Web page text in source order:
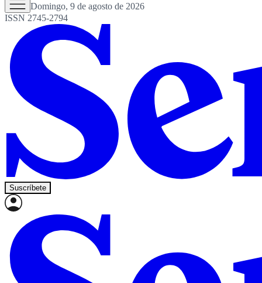
Domingo, 9 de agosto de 2026
ISSN 2745-2794
Suscríbete